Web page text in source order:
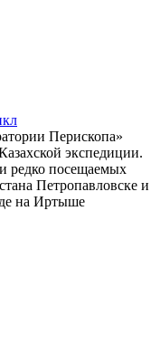
Перископа»
экспедиции.
редко посещаемых
Петропавловске и
на Иртыше